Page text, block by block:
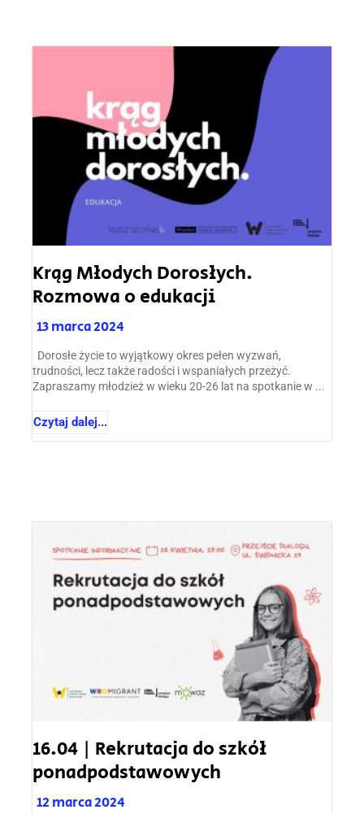
Krąg Młodych Dorosłych.
Rozmowa o edukacji
13 marca 2024
Dorosłe życie to wyjątkowy okres pełen wyzwań,
trudności, lecz także radości i wspaniałych przeżyć.
Zapraszamy młodzież w wieku 20-26 lat na spotkanie w ...
Czytaj dalej...
16.04 | Rekrutacja do szkół
ponadpodstawowych
12 marca 2024